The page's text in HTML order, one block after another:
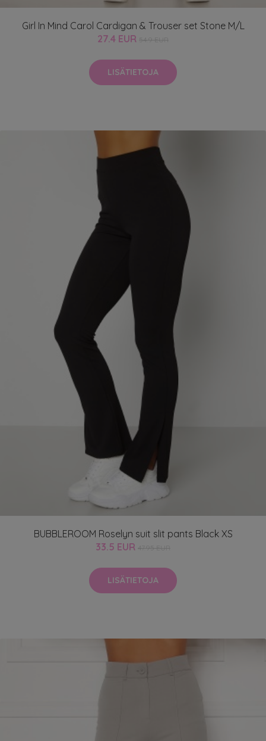
Girl In Mind Carol Cardigan & Trouser set Stone M/L
27.4 EUR
LISÄTIETOJA
BUBBLEROOM Roselyn suit slit pants Black XS
33.5 EUR
LISÄTIETOJA